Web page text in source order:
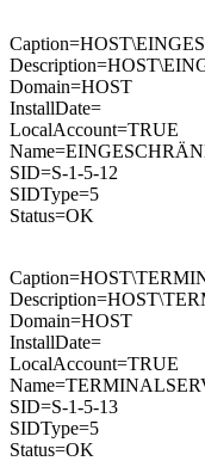
Domain=HOST
InstallDate=
LocalAccount=TRUE
SID=S-1-5-12
SIDType=5
Status=OK
Domain=HOST
InstallDate=
LocalAccount=TRUE
SID=S-1-5-13
SIDType=5
Status=OK